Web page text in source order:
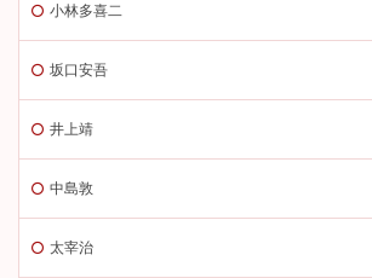
小林多喜二
坂口安吾
井上靖
中島敦
太宰治